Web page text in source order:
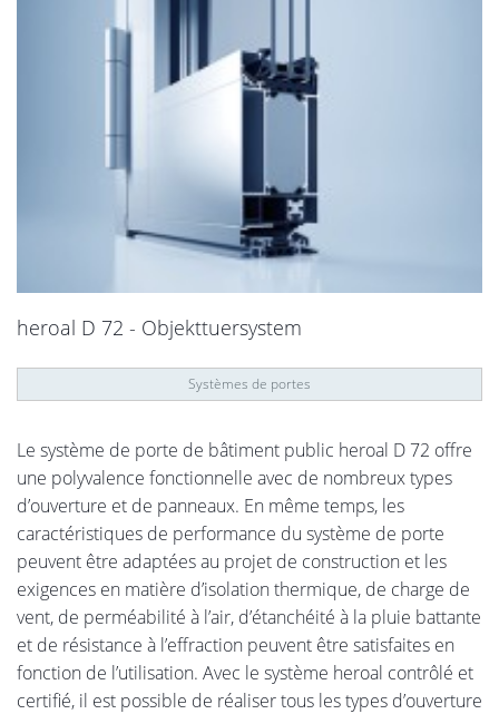
heroal D 72 - Objekttuersystem
Systèmes de portes
Le système de porte de bâtiment public heroal D 72 offre
une polyvalence fonctionnelle avec de nombreux types
d’ouverture et de panneaux. En même temps, les
caractéristiques de performance du système de porte
peuvent être adaptées au projet de construction et les
exigences en matière d’isolation thermique, de charge de
vent, de perméabilité à l’air, d’étanchéité à la pluie battante
et de résistance à l’effraction peuvent être satisfaites en
fonction de l’utilisation. Avec le système heroal contrôlé et
certifié, il est possible de réaliser tous les types d’ouverture